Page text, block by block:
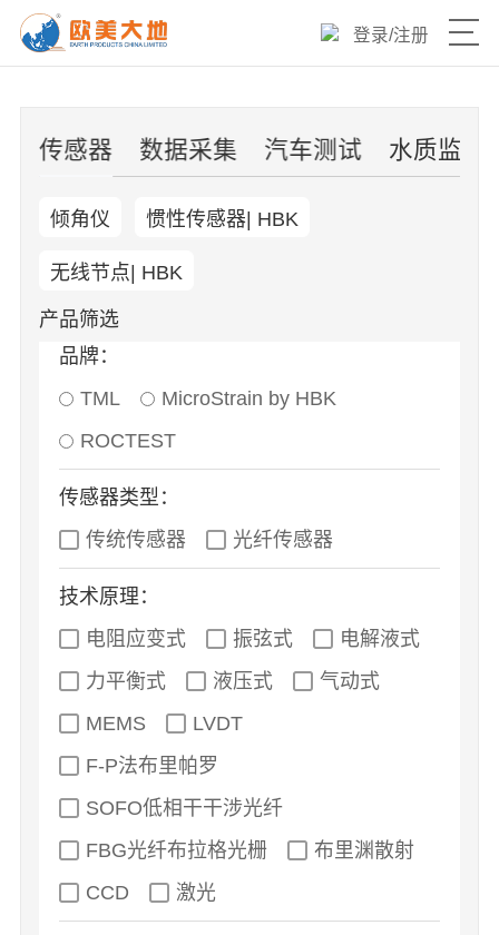
登录/注册
热销爆品
新品速递
技术与服务
欧美大地官网
传感器 数据采集 汽车测试 水质监测
倾角仪 惯性传感器| HBK
无线节点| HBK
产品筛选
品牌：
TML
MicroStrain by HBK
ROCTEST
传感器类型：
传统传感器
光纤传感器
技术原理：
电阻应变式
振弦式
电解液式
力平衡式
液压式
气动式
MEMS
LVDT
F-P法布里帕罗
SOFO低相干干涉光纤
FBG光纤布拉格光栅
布里渊散射
CCD
激光